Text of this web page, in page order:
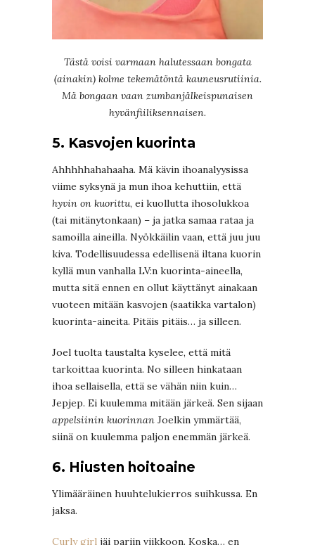
Tästä voisi varmaan halutessaan bongata
(ainakin) kolme tekemätöntä kauneusrutiinia.
Mä bongaan vaan zumbanjälkeispunaisen
hyvänfiiliksennaisen.
5. Kasvojen kuorinta
Ahhhhhahahaaha. Mä kävin ihoanalyysissa
viime syksynä ja mun ihoa kehuttiin, että
hyvin on kuorittu, ei kuollutta ihosolukkoa
(tai mitänytonkaan) – ja jatka samaa rataa ja
samoilla aineilla. Nyökkäilin vaan, että juu juu
kiva. Todellisuudessa edellisenä iltana kuorin
kyllä mun vanhalla LV:n kuorinta-aineella,
mutta sitä ennen en ollut käyttänyt ainakaan
vuoteen mitään kasvojen (saatikka vartalon)
kuorinta-aineita. Pitäis pitäis… ja silleen.
Joel tuolta taustalta kyselee, että mitä
tarkoittaa kuorinta. No silleen hinkataan
ihoa sellaisella, että se vähän niin kuin…
Jepjep. Ei kuulemma mitään järkeä. Sen sijaan
appelsiinin kuorinnan Joelkin ymmärtää,
siinä on kuulemma paljon enemmän järkeä.
6. Hiusten hoitoaine
Ylimääräinen huuhtelukierros suihkussa. En
jaksa.
Curly girl jäi pariin viikkoon. Koska… en